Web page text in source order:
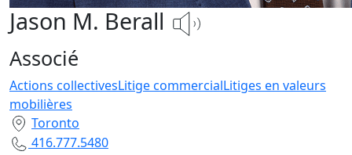
Jason M. Berall
Associé
Actions collectivesLitige commercialLitiges en valeurs
mobilières
Toronto
416.777.5480